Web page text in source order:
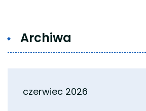
Archiwa
czerwiec 2026